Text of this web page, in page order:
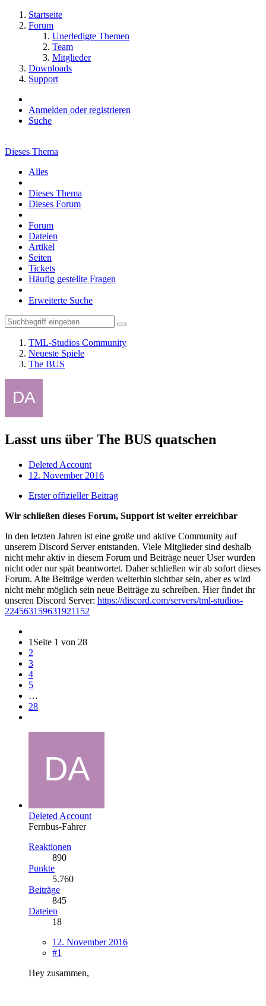
Startseite
Forum
Unerledigte Themen
Team
Mitglieder
Downloads
Support
Anmelden oder registrieren
Suche
Dieses Thema
Alles
Dieses Thema
Dieses Forum
Forum
Dateien
Artikel
Seiten
Tickets
Häufig gestellte Fragen
Erweiterte Suche
TML-Studios Community
Neueste Spiele
The BUS
Lasst uns über The BUS quatschen
Deleted Account
12. November 2016
Erster offizieller Beitrag
Wir schließen dieses Forum, Support ist weiter erreichbar
In den letzten Jahren ist eine große und aktive Community auf
unserem Discord Server entstanden. Viele Mitglieder sind deshalb
nicht mehr aktiv in diesem Forum und Beiträge neuer User wurden
nicht oder nur spät beantwortet. Daher schließen wir ab sofort dieses
Forum. Alte Beiträge werden weiterhin sichtbar sein, aber es wird
nicht mehr möglich sein neue Beiträge zu schreiben. Hier findet ihr
unseren Discord Server: https://discord.com/servers/tml-studios-
224563159631921152
1 Seite 1 von 28
2
3
4
5
…
28
Deleted Account
Fernbus-Fahrer
Reaktionen
890
Punkte
5.760
Beiträge
845
Dateien
18
12. November 2016
#1
Hey zusammen,